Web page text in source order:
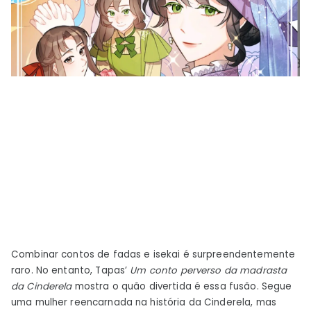
Combinar contos de fadas e isekai é surpreendentemente
raro. No entanto, Tapas’ Um conto perverso da madrasta
da Cinderela mostra o quão divertida é essa fusão. Segue
uma mulher reencarnada na história da Cinderela, mas